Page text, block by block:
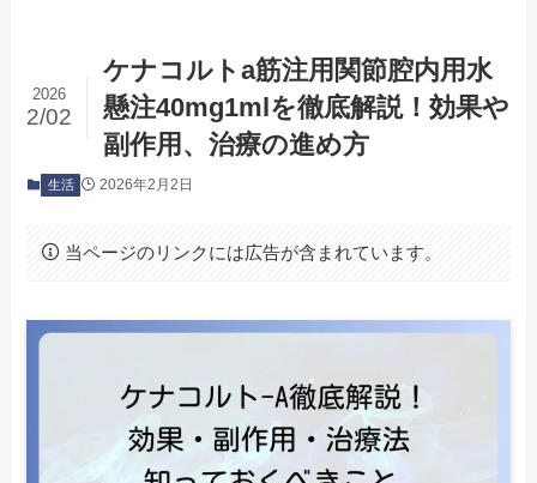
ケナコルトa筋注用関節腔内用水
懸注40mg1mlを徹底解説！効果や
副作用、治療の進め方
2026
2/02
生活 2026年2月2日
当ページのリンクには広告が含まれています。